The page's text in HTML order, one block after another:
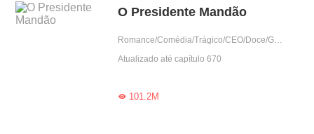
aos leitores. O objetivo principal é fazer as pessoas rir e entreter
através do humor presente na narrativa.O Presidente Mandão
Romance/Comédia/Trágico/CEO/Doce/Gentil/Possessivo/Dominante/Arrogante
Atualizado até capítulo 670
101.2M